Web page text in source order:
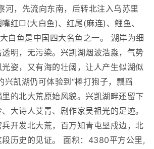
河，先流向东南，后转北注入乌苏里
红□(大白鱼)、红尾(麻连)、鲤鱼、
白鱼是中国四大名鱼之一。 湖岸为细
明，无污染。兴凯湖烟波浩淼，气势
姿，又有海的壮阔，让人产生似湖似
兴凯湖仍可体验到“棒打狍子，瓢舀
的北大荒原始风貌。兴凯湖畔还留下
大诗人艾青、剧作家吴祖光的足迹。
开发北大荒，百万知青屯垦戍边，北
段历史的见证。 面积：4380平方公里,